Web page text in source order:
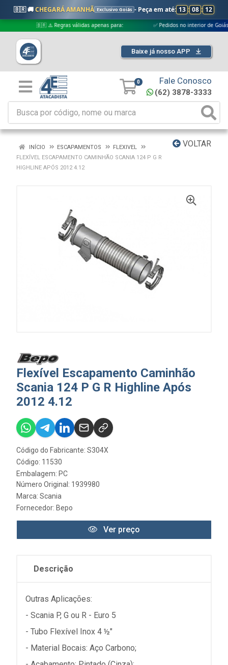
🇧🇷 🚚CHEGARÁ AMANHÃ Exclusivo Goiás - Peça em até: 13 : 08 : 11
🇧🇷 ⚠️ Regras válidas apenas para: ✅ Pedidos no interior de Goiás
Baixe já nosso APP
0 Fale Conosco
(62) 3878-3333
VOLTAR
INÍCIO ESCAPAMENTOS
FLEXIVEL
FLEXÍVEL ESCAPAMENTO CAMINHÃO SCANIA 124 P G R
HIGHLINE APÓS 2012 4.12
Flexível Escapamento Caminhão
Scania 124 P G R Highline Após
2012 4.12
Código do Fabricante: S304X
Código: 11530
Embalagem: PC
Número Original: 1939980
Marca: Scania
Fornecedor: Bepo
Ver preço
Descrição
Outras Aplicações:
- Scania P, G ou R - Euro 5
- Tubo Flexível Inox 4 ½"
- Material Bocais: Aço Carbono;